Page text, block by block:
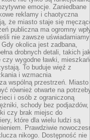
emocje. Zaniedbane
reklamy i chaotyczna
że miasto staje się
publiczna ma ogromny
nie zawsze
okolica jest zadbana,
drobnych detali, takich jak
czy wygodne ławki,
To buduje więź z
i wzmacnia
wspólną przestrzeń. Miasto
również otwarte na
i osób z ograniczoną
schody bez podjazdów,
czy brak miejsc do
które dla wielu ludzi są
Prawdziwie
nikogo. Dostępność nie